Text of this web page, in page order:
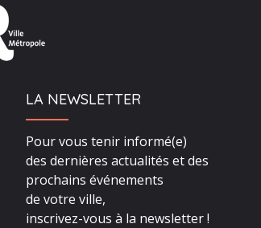
LA NEWSLETTER
Pour vous tenir informé(e)
des dernières actualités et des
prochains événements
de votre ville,
inscrivez-vous à la newsletter !